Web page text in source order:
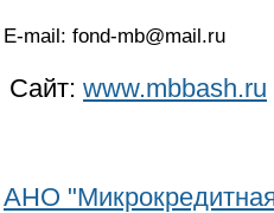
E-mail: fond-mb@mail.ru
Сайт: www.mbbash.ru
АНО